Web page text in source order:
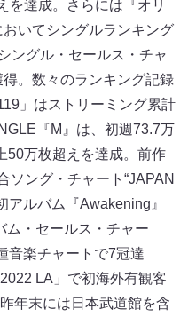
を達成。さらには『オリ
いてシングルランキング
ングル・セールス・チャ
得。数々のランキング記録
」はストリーミング累計
『M』は、初週73.7万
50万枚超えを達成。前作
ソング・チャート“JAPAN
ルバム『Awakening』
ム・セールス・チャー
音楽チャートで7冠達
LA」で初海外有観客
年末には日本武道館を含